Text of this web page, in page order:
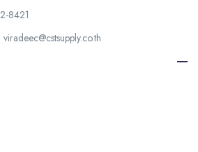
8421
viradeec@cstsupply.co.th